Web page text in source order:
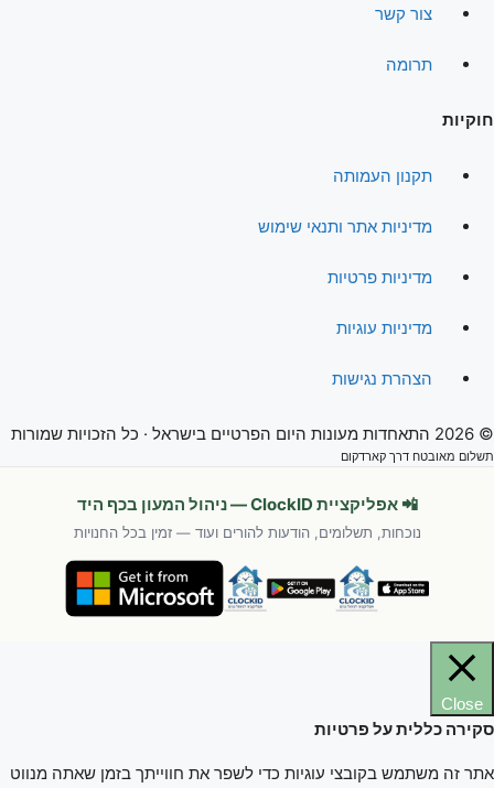
צור קשר
תרומה
חוקיות
תקנון העמותה
מדיניות אתר ותנאי שימוש
מדיניות פרטיות
מדיניות עוגיות
הצהרת נגישות
© 2026 התאחדות מעונות היום הפרטיים בישראל · כל הזכויות שמורות
תשלום מאובטח דרך קארדקום
📲 אפליקציית ClockID — ניהול המעון בכף היד
נוכחות, תשלומים, הודעות להורים ועוד — זמין בכל החנויות
Close
סקירה כללית על פרטיות
אתר זה משתמש בקובצי עוגיות כדי לשפר את חווייתך בזמן שאתה מנווט